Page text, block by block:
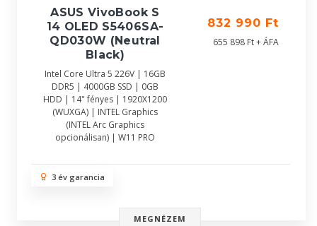
ASUS VivoBook S
14 OLED S5406SA-
QD030W (Neutral
Black)
Intel Core Ultra 5 226V | 16GB
DDR5 | 4000GB SSD | 0GB
HDD | 14" fényes | 1920X1200
(WUXGA) | INTEL Graphics
(INTEL Arc Graphics
opcionálisan) | W11 PRO
832 990 Ft
655 898 Ft + ÁFA
3 év garancia
MEGNÉZEM